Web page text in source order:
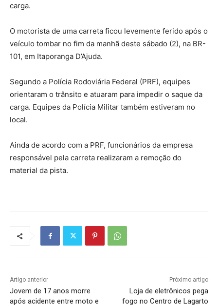
carga.
O motorista de uma carreta ficou levemente ferido após o
veículo tombar no fim da manhã deste sábado (2), na BR-
101, em Itaporanga D’Ajuda.
Segundo a Polícia Rodoviária Federal (PRF), equipes
orientaram o trânsito e atuaram para impedir o saque da
carga. Equipes da Polícia Militar também estiveram no
local.
Ainda de acordo com a PRF, funcionários da empresa
responsável pela carreta realizaram a remoção do
material da pista.
Artigo anterior
Jovem de 17 anos morre
após acidente entre moto e
Próximo artigo
Loja de eletrônicos pega
fogo no Centro de Lagarto